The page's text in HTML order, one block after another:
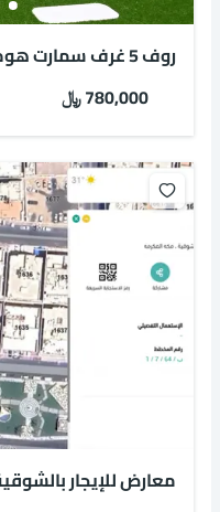
روف 5 غرف سمارت هوم
780,000 ﷼
معارض للإيجار